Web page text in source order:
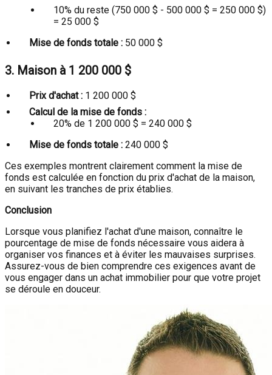
10% du reste (750 000 $ - 500 000 $ = 250 000 $)
= 25 000 $
Mise de fonds totale : 50 000 $
3. Maison à 1 200 000 $
Prix d'achat : 1 200 000 $
Calcul de la mise de fonds :
20% de 1 200 000 $ = 240 000 $
Mise de fonds totale : 240 000 $
Ces exemples montrent clairement comment la mise de
fonds est calculée en fonction du prix d'achat de la maison,
en suivant les tranches de prix établies.
Conclusion
Lorsque vous planifiez l'achat d'une maison, connaître le
pourcentage de mise de fonds nécessaire vous aidera à
organiser vos finances et à éviter les mauvaises surprises.
Assurez-vous de bien comprendre ces exigences avant de
vous engager dans un achat immobilier pour que votre projet
se déroule en douceur.